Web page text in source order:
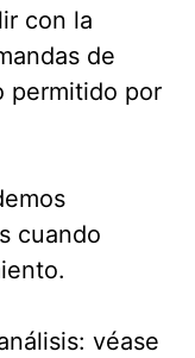
con la
de
permitido por
cuando
véase